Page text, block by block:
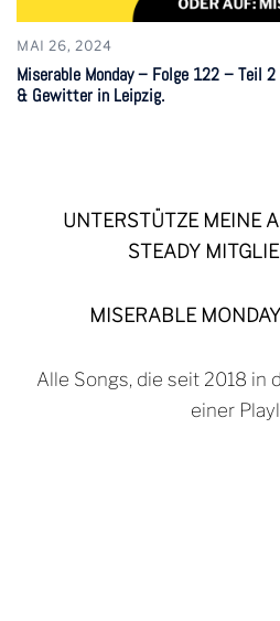
MAI 26, 2024
Miserable Monday – Folge 122 – Teil 2
& Gewitter in Leipzig.
UNTERSTÜTZE MEINE
STEADY
MISERABLE
Alle Songs, die seit 2018 in
einer